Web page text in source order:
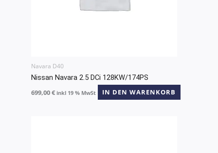
Navara D40
Nissan Navara 2.5 DCi 128KW/174PS
699,00€ inkl 19 % MwSt IN DEN WARENKORB